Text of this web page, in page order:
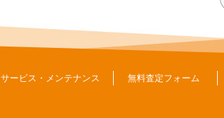
サービス・メンテナンス 無料査定フォーム